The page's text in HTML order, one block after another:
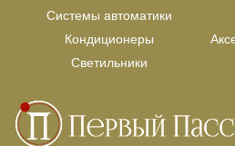
Системы автоматики
Кондиционеры
Светильники